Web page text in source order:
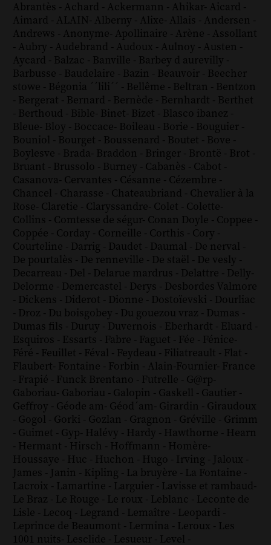
Abrantès - Achard - Ackermann - Ahikar- Aicard -
Aimard - ALAIN- Alberny - Alixe- Allais - Andersen -
Andrews - Anonyme- Apollinaire - Arène - Assollant
- Aubry - Audebrand - Audoux - Aulnoy - Austen -
Aycard - Balzac - Banville - Barbey d aurevilly -
Barbusse - Baudelaire - Bazin - Beauvoir - Beecher
stowe - Bégonia ´´lili´´ - Bellême - Beltran - Bentzon
- Bergerat - Bernard - Bernède - Bernhardt - Berthet
- Berthoud - Bible- Binet- Bizet - Blasco ibanez -
Bleue- Bloy - Boccace- Boileau - Borie - Bouguier -
Bouniol - Bourget - Boussenard - Boutet - Bove -
Boylesve - Brada- Braddon - Bringer - Brontë - Brot -
Bruant - Brussolo - Burney - Cabanès - Cabot -
Casanova- Cervantes - Césanne - Cézembre -
Chancel - Charasse - Chateaubriand - Chevalier à la
Rose- Claretie - Claryssandre- Colet - Colette-
Collins - Comtesse de ségur- Conan Doyle - Coppee -
Coppée - Corday - Corneille - Corthis - Cory -
Courteline - Darrig - Daudet - Daumal - De nerval -
De pourtalès - De renneville - De staël - De vesly -
Decarreau - Del - Delarue mardrus - Delattre - Delly-
Delorme - Demercastel - Derys - Desbordes Valmore
- Dickens - Diderot - Dionne - Dostoïevski - Dourliac
- Droz - Du boisgobey - Du gouezou vraz - Dumas -
Dumas fils - Duruy - Duvernois - Eberhardt - Eluard -
Esquiros - Essarts - Fabre - Faguet - Fée - Fénice-
Féré - Feuillet - Féval - Feydeau - Filiatreault - Flat -
Flaubert- Fontaine - Forbin - Alain-Fournier- France
- Frapié - Funck Brentano - Futrelle - G@rp-
Gaboriau- Gaboriau - Galopin - Gaskell - Gautier -
Geffroy - Géode am- Géod´am- Girardin - Giraudoux
- Gogol - Gorki - Gozlan - Gragnon - Gréville - Grimm
- Guimet - Gyp- Halévy - Hardy - Hawthorne - Hearn
- Hermant - Hirsch - Hoffmann - Homère-
Houssaye - Huc - Huchon - Hugo - Irving - Jaloux -
James - Janin - Kipling - La bruyère - La Fontaine -
Lacroix - Lamartine - Larguier - Lavisse et rambaud-
Le Braz - Le Rouge - Le roux - Leblanc - Leconte de
Lisle - Lecoq - Legrand - Lemaître - Leopardi -
Leprince de Beaumont - Lermina - Leroux - Les
1001 nuits- Lesclide - Lesueur - Level -